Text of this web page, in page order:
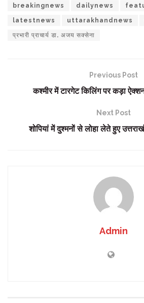
breakingnews dailynews
latestnews uttarakhandnews
प्रभारी प्राचार्य डा. अजय सक्सेना
Previous Post
कश्मीर में टारगेट किलिंग पर कड़ा
Next Post
शोपियां में दुश्मनों से लोहा लेते हुए
Admin